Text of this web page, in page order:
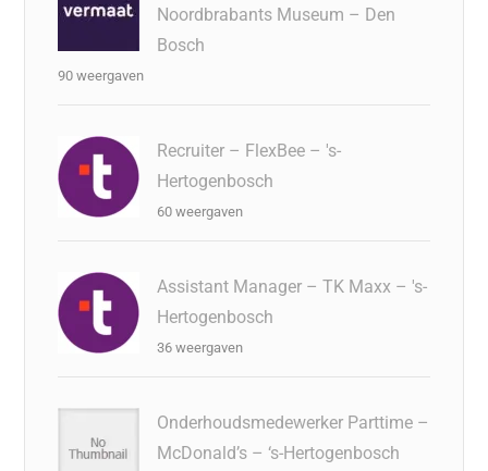
Noordbrabants Museum – Den
Bosch
90 weergaven
Recruiter – FlexBee – 's-
Hertogenbosch
60 weergaven
Assistant Manager – TK Maxx – 's-
Hertogenbosch
36 weergaven
Onderhoudsmedewerker Parttime –
McDonald’s – ‘s-Hertogenbosch